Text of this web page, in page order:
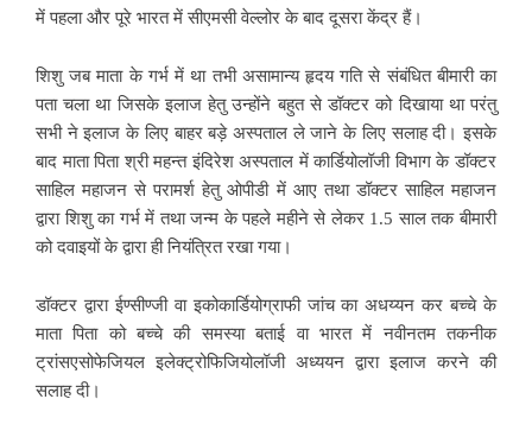
में पहला और पूरे भारत में सीएमसी वेल्लोर के बाद दूसरा केंद्र हैं।
शिशु जब माता के गर्भ में था तभी असामान्य हृदय गति से संबंधित बीमारी का
पता चला था जिसके इलाज हेतु उन्होंने बहुत से डॉक्टर को दिखाया था परंतु
सभी ने इलाज के लिए बाहर बड़े अस्पताल ले जाने के लिए सलाह दी। इसके
बाद माता पिता श्री महन्त इंदिरेश अस्पताल में कार्डियोलॉजी विभाग के डॉक्टर
साहिल महाजन से परामर्श हेतु ओपीडी में आए तथा डॉक्टर साहिल महाजन
द्वारा शिशु का गर्भ में तथा जन्म के पहले महीने से लेकर 1.5 साल तक बीमारी
को दवाइयों के द्वारा ही नियंत्रित रखा गया।
डॉक्टर द्वारा ईण्सीण्जी वा इकोकार्डियोग्राफी जांच का अधय्यन कर बच्चे के
माता पिता को बच्चे की समस्या बताई वा भारत में नवीनतम तकनीक
ट्रांसएसोफेजियल इलेक्ट्रोफिजियोलॉजी अध्ययन द्वारा इलाज करने की
सलाह दी।